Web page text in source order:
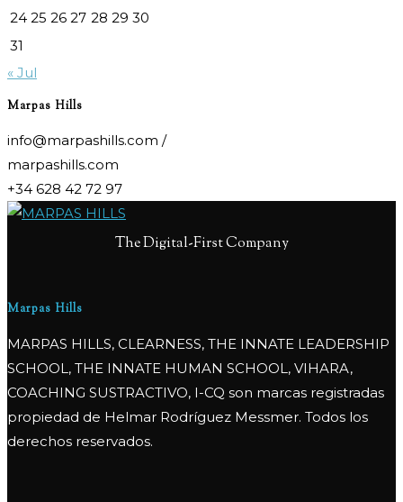
24 25 26 27 28 29 30
31
« Jul
Marpas Hills
info@marpashills.com /
marpashills.com
+34 628 42 72 97
The Digital-First Company
Marpas Hills
MARPAS HILLS, CLEARNESS, THE INNATE LEADERSHIP
SCHOOL, THE INNATE HUMAN SCHOOL, VIHARA,
COACHING SUSTRACTIVO, I-CQ son marcas registradas
propiedad de Helmar Rodríguez Messmer. Todos los
derechos reservados.